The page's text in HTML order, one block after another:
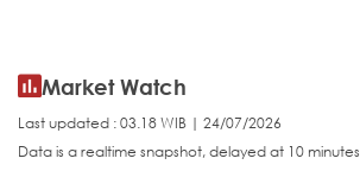
Market Watch
Last updated : 03.18 WIB | 24/07/2026
Data is a realtime snapshot, delayed at 10 minutes